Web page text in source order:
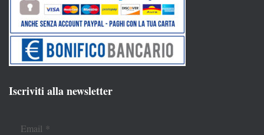
Iscriviti alla newsletter
Email *